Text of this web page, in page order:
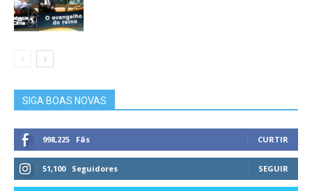
SIGA BOAS NOVAS
998,225 Fãs CURTIR
51,100 Seguidores SEGUIR